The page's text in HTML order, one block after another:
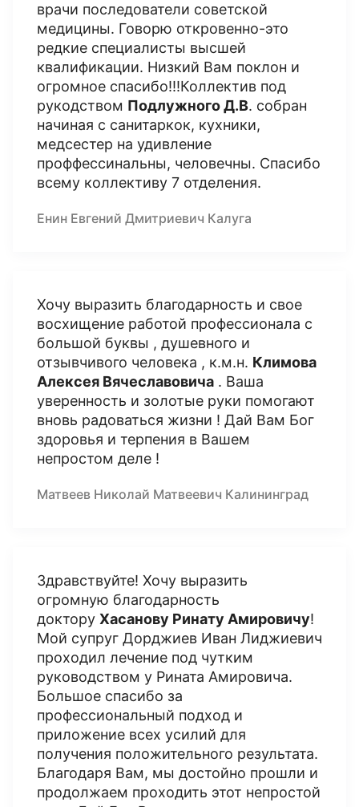
врачи последователи советской
медицины. Говорю откровенно-это
редкие специалисты высшей
квалификации. Низкий Вам поклон и
огромное спасибо!!!Коллектив под
рукодством Подлужного Д.В. собран
начиная с санитаркок, кухники,
медсестер на удивление
проффессинальны, человечны. Спасибо
всему коллективу 7 отделения.
Енин Евгений Дмитриевич Калуга
Хочу выразить благодарность и свое
восхищение работой профессионала с
большой буквы , душевного и
отзывчивого человека , к.м.н. Климова
Алексея Вячеславовича . Ваша
уверенность и золотые руки помогают
вновь радоваться жизни ! Дай Вам Бог
здоровья и терпения в Вашем
непростом деле !
Матвеев Николай Матвеевич Калининград
Здравствуйте! Хочу выразить
огромную благодарность
доктору Хасанову Ринату Амировичу!
Мой супруг Дорджиев Иван Лиджиевич
проходил лечение под чутким
руководством у Рината Амировича.
Большое спасибо за
профессиональный подход и
приложение всех усилий для
получения положительного результата.
Благодаря Вам, мы достойно прошли и
продолжаем проходить этот непростой